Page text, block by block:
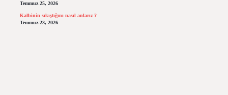
Temmuz 25, 2026
Kalbinin sıkıştığını nasıl anlarız ?
Temmuz 23, 2026